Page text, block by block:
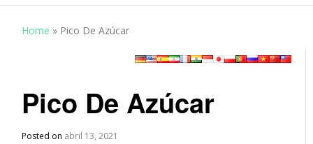
Home » Pico De Azúcar
Pico De Azúcar
Posted on abril 13, 2021